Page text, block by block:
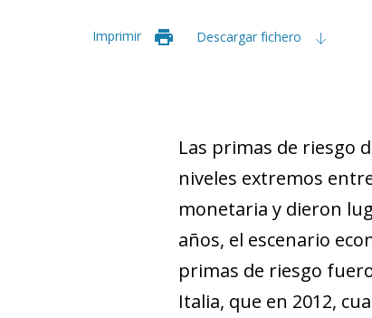
Imprimir Descargar fichero
Las primas de riesgo
niveles extremos
monetaria y dieron
años, el escenario
primas de riesgo
Italia, que en 2012,